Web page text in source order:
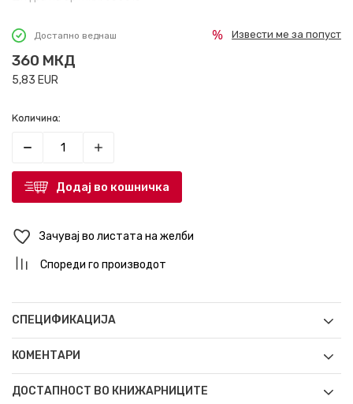
Достапно веднаш
360 МКД
5,83 EUR
Извести ме за попуст
Количина:
Додај во кошничка
Зачувај во листата на желби
Спореди го производот
СПЕЦИФИКАЦИЈА
КОМЕНТАРИ
ДОСТАПНОСТ ВО КНИЖАРНИЦИТЕ